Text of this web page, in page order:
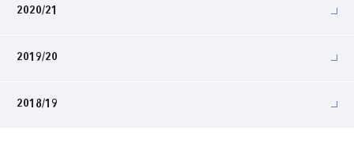
2020/21
2019/20
2018/19